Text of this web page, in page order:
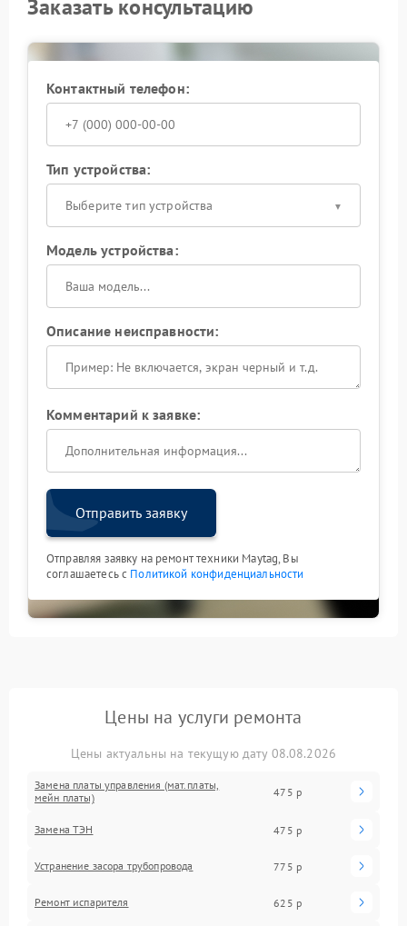
Заказать консультацию
Контактный телефон:
Тип устройства:
Выберите тип устройства
Модель устройства:
Описание неисправности:
Комментарий к заявке:
Отправить заявку
Отправляя заявку на ремонт техники Maytag, Вы
соглашаетесь с Политикой конфиденциальности
Цены на услуги ремонта
Цены актуальны на текущую дату 08.08.2026
Замена платы управления (мат.платы,
мейн платы)
475 р
Замена ТЭН 475 р
Устранение засора трубопровода 775 р
Ремонт испарителя 625 р